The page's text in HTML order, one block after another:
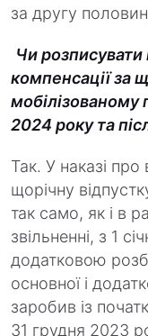
за другу
Чи розписувати
компенсації за
мобілізованому
2024 року та
Так. У наказі про
щорічну
так само, як і в
звільненні, з 1
додатковою
основної і
заробив із
31 грудня 2023